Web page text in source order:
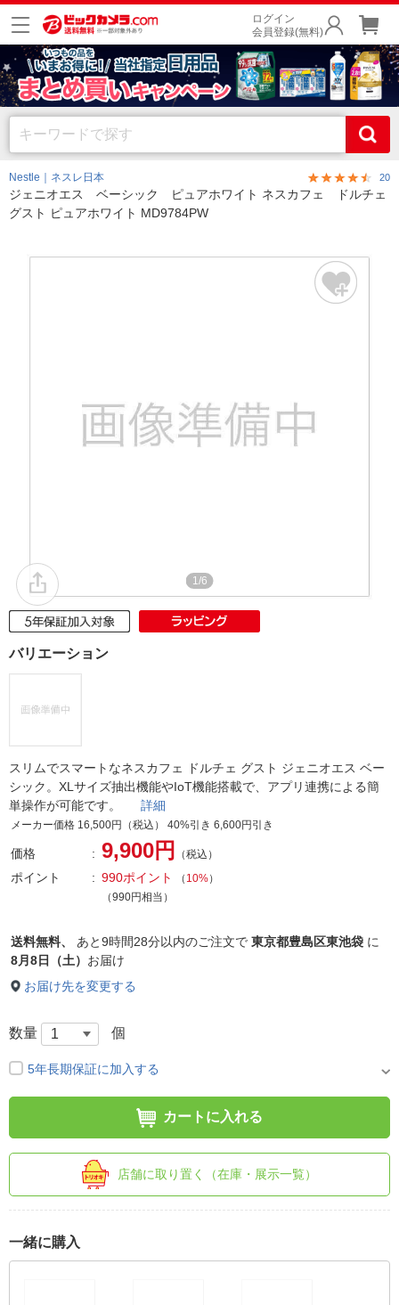
ログイン
会員登録(無料)
Nestle｜ネスレ日本 20
ジェニオエス ベーシック ピュアホワイト ネスカフェ ドルチェ
グスト ピュアホワイト MD9784PW
1/6
バリエーション
スリムでスマートなネスカフェ ドルチェ グスト ジェニオエス ベー
シック。XLサイズ抽出機能やIoT機能搭載で、アプリ連携による簡
単操作が可能です。 詳細
メーカー価格 16,500円（税込） 40%引き 6,600円引き
価格 9,900円 （税込）
ポイント 990ポイント （ 10%）
（990円相当）
送料無料、 あと9時間28分以内のご注文で 東京都豊島区東池袋 に
8月8日（土） お届け
お届け先を変更する
数量 個
5年長期保証に加入する
カートに入れる
店舗に取り置く（在庫・展示一覧）
一緒に購入